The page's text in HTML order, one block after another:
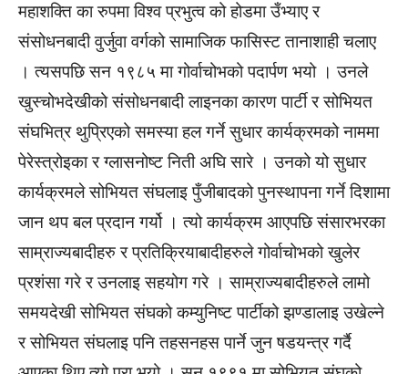
महाशक्ति का रुपमा विश्व प्रभुत्व को होडमा उँभ्याए र
संसोधनबादी वुर्जुवा वर्गको सामाजिक फासिस्ट तानाशाही चलाए
। त्यसपछि सन १९८५ मा गोर्वाचोभको पदार्पण भयो । उनले
खुस्चोभदेखीको संसोधनबादी लाइनका कारण पार्टी र सोभियत
संघभित्र थुप्रिएको समस्या हल गर्ने सुधार कार्यक्रमको नाममा
पेरेस्त्रोइका र ग्लासनोष्ट निती अघि सारे । उनको यो सुधार
कार्यक्रमले सोभियत संघलाइ पुँजीबादको पुनस्थापना गर्ने दिशामा
जान थप बल प्रदान गर्यो । त्यो कार्यक्रम आएपछि संसारभरका
साम्राज्यबादीहरु र प्रतिक्रियाबादीहरुले गोर्वाचोभको खुलेर
प्रशंसा गरे र उनलाइ सहयोग गरे । साम्राज्यबादीहरुले लामो
समयदेखी सोभियत संघको कम्युनिष्ट पार्टीको झण्डालाइ उखेल्ने
र सोभियत संघलाइ पनि तहसनहस पार्ने जुन षडयन्त्र गर्दै